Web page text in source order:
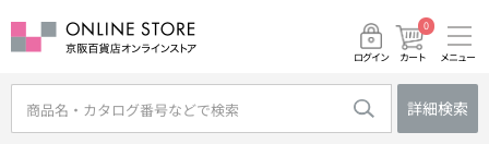
ログイン カート
0
メニュー
詳細検索